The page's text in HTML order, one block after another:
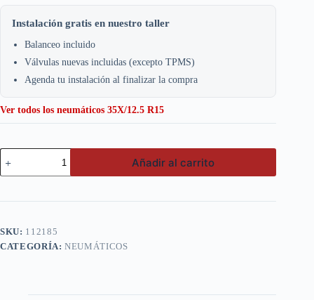
Instalación gratis en nuestro taller
Balanceo incluido
Válvulas nuevas incluidas (excepto TPMS)
Agenda tu instalación al finalizar la compra
Ver todos los neumáticos 35X/12.5 R15
Goodride
35X12.50
R15
113Q
Añadir al carrito
SKU: 112185
CATEGORÍA:NEUMÁTICOS